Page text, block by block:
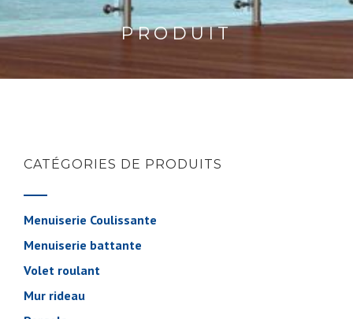
PRODUIT
CATÉGORIES DE PRODUITS
Menuiserie Coulissante
Menuiserie battante
Volet roulant
Mur rideau